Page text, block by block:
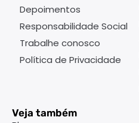
Depoimentos
Responsabilidade Social
Trabalhe conosco
Política de Privacidade
Veja também